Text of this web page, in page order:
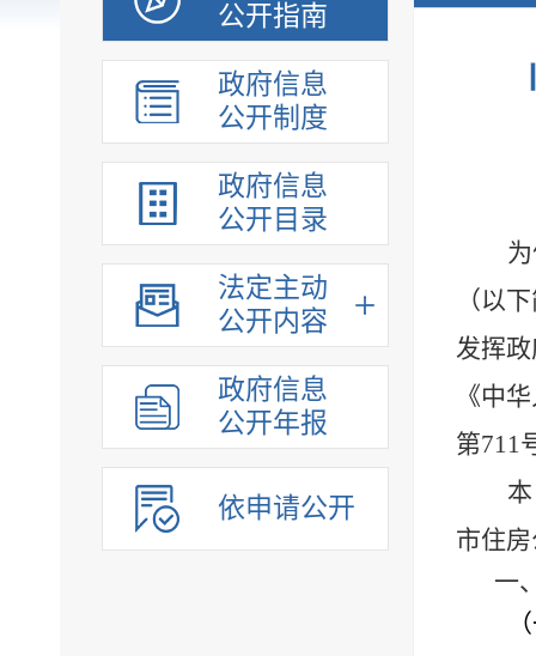
公开指南
政府信息
公开制度
政府信息
公开目录
法定主动
公开内容
政府信息
公开年报
依申请公开
（以
发挥
《中
第711
市住
一